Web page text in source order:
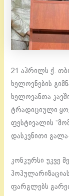
21 აპრილს ქ.
ხელოვნების
ხელოვანთა
ტრადიციული
ფესტივალის
დასკვნითი
კონკურსი უკვე
ფარგლებს